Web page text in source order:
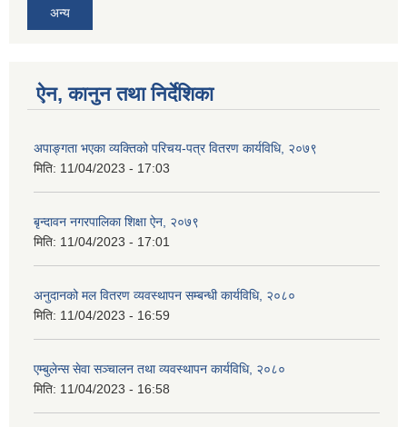
अन्य
ऐन, कानुन तथा निर्देशिका
अपाङ्गता भएका व्यक्तिको परिचय-पत्र वितरण कार्यविधि, २०७९
मिति: 11/04/2023 - 17:03
बृन्दावन नगरपालिका शिक्षा ऐन, २०७९
मिति: 11/04/2023 - 17:01
अनुदानको मल वितरण व्यवस्थापन सम्बन्धी कार्यविधि, २०८०
मिति: 11/04/2023 - 16:59
एम्बुलेन्स सेवा सञ्चालन तथा व्यवस्थापन कार्यविधि, २०८०
मिति: 11/04/2023 - 16:58